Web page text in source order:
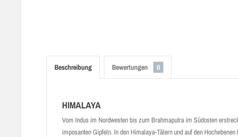
Beschreibung Bewertungen 0
HIMALAYA
Vom Indus im Nordwesten bis zum Brahmaputra im Südosten
imposanten Gipfeln. In den Himalaya-Tälern und auf den